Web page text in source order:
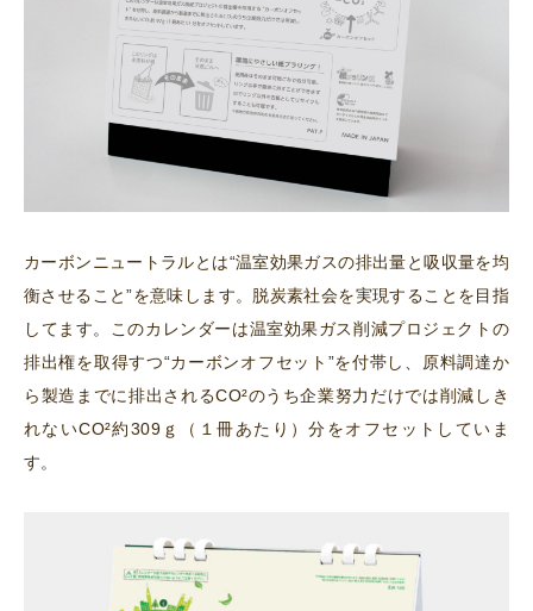
カーボンニュートラルとは“温室効果ガスの排出量と吸収量を均
衡させること”を意味します。脱炭素社会を実現することを目指
してます。このカレンダーは温室効果ガス削減プロジェクトの
排出権を取得すつ“カーボンオフセット”を付帯し、原料調達か
ら製造までに排出されるCO²のうち企業努力だけでは削減しき
れないCO²約309ｇ（１冊あたり）分をオフセットしていま
す。